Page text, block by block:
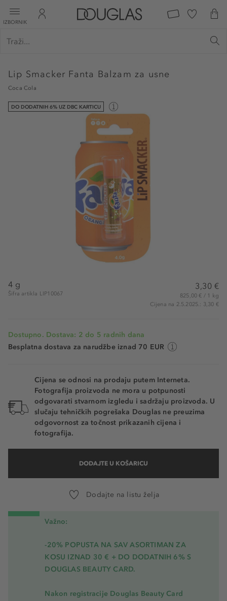
IZBORNIK
Lip Smacker Fanta Balzam za usne
Coca Cola
DO DODATNIH 6% UZ DBC KARTICU
4 g
Šifra artikla LIP10067
3,30 €
825,00 € / 1 kg
Cijena na 2.5.2025.: 3,30 €
Dostupno. Dostava: 2 do 5 radnih dana
Besplatna dostava za narudžbe iznad 70 EUR
Cijena se odnosi na prodaju putem Interneta.
Fotografija proizvoda ne mora u potpunosti
odgovarati stvarnom izgledu i sadržaju proizvoda. U
slučaju tehničkih pogrešaka Douglas ne preuzima
odgovornost za točnost prikazanih cijena i
fotografija.
DODAJTE U KOŠARICU
Dodajte na listu želja
Važno:
-20% POPUSTA NA SAV ASORTIMAN ZA
KOSU IZNAD 30 € + DO DODATNIH 6% S
DOUGLAS BEAUTY CARD.
Nakon registracije Douglas Beauty Card